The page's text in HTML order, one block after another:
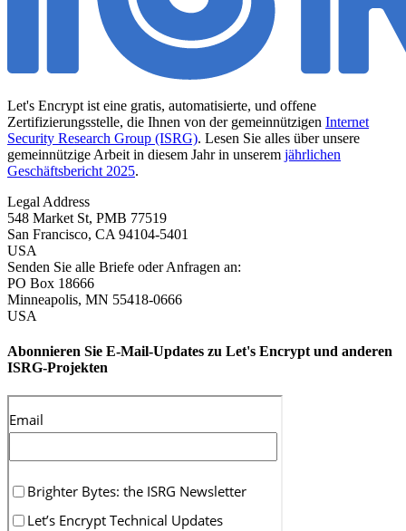
Let's Encrypt ist eine gratis, automatisierte, und offene
Zertifizierungsstelle, die Ihnen von der gemeinnützigen Internet
Security Research Group (ISRG). Lesen Sie alles über unsere
gemeinnützige Arbeit in diesem Jahr in unserem jährlichen
Geschäftsbericht 2025.
Legal Address
548 Market St, PMB 77519
San Francisco, CA 94104-5401
USA
Senden Sie alle Briefe oder Anfragen an:
PO Box 18666
Minneapolis, MN 55418-0666
USA
Abonnieren Sie E-Mail-Updates zu Let's Encrypt und anderen
ISRG-Projekten